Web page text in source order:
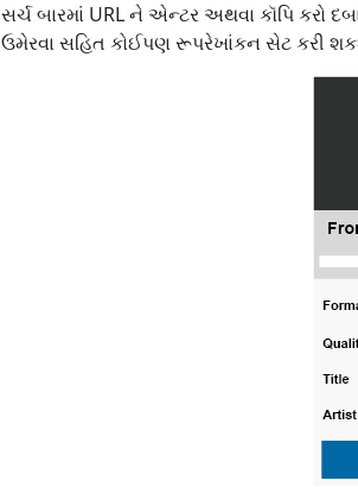
સર્ચ બારમાં URL ને એન્ટર અથવા કૉપિ કરો
ઉમેરવા સહિત કોઈપણ રૂપરેખાંકન સેટ કરી